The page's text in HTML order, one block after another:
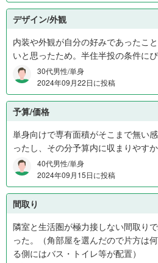
デザイン/外観
内装や外観が自分の好みであったこ
いと思ったため。半住半投の条件に
30代男性/単身
2024年09月22日に投稿
予算/価格
単身向けで専有面積がそこまで無い
ったし、その分予算内に収まりやすか
40代男性/単身
2024年09月15日に投稿
間取り
隣室と生活圏が極力接しない間取り
った。（角部屋を選んだので片方は
る側にはバス・トイレ等が配置）